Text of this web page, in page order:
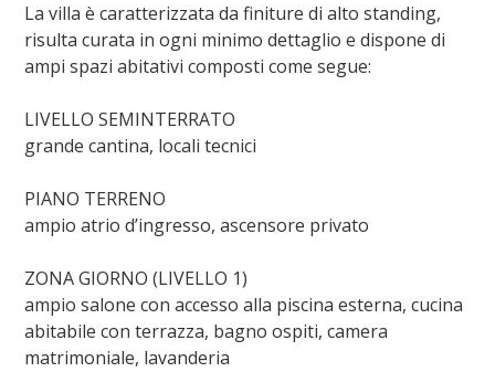
La villa è caratterizzata da finiture di alto standing,
risulta curata in ogni minimo dettaglio e dispone di
ampi spazi abitativi composti come segue:
LIVELLO SEMINTERRATO
grande cantina, locali tecnici
PIANO TERRENO
ampio atrio d’ingresso, ascensore privato
ZONA GIORNO (LIVELLO 1)
ampio salone con accesso alla piscina esterna, cucina
abitabile con terrazza, bagno ospiti, camera
matrimoniale, lavanderia